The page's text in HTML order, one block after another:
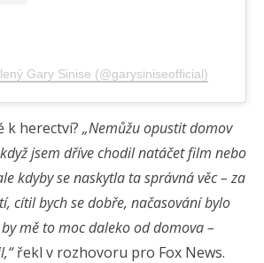
Gary Sinise (@garysiniseofficial)
k herectví? „Nemůžu opustit domov
jsem dříve chodil natáčet film nebo
kdyby se naskytla ta správná věc – za
cítil bych se dobře, načasování bylo
mě to moc daleko od domova –
řekl v rozhovoru pro Fox News.